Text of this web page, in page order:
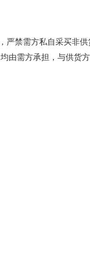
严禁需方私自采买非供
由需方承担，与供货